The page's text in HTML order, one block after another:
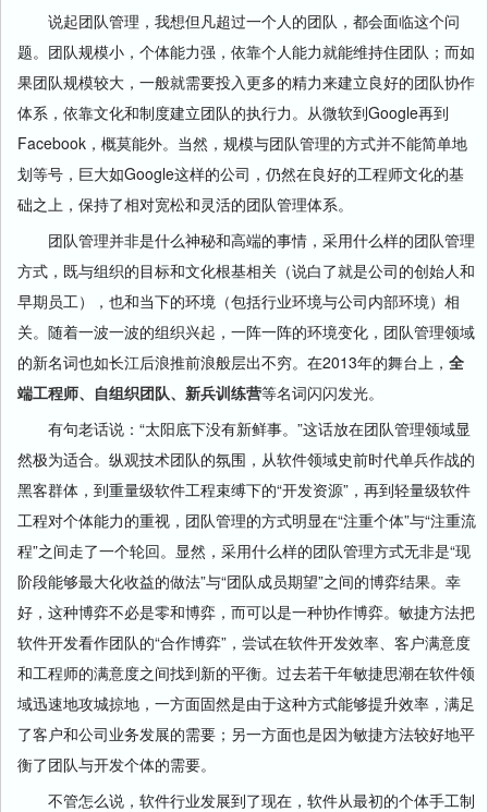
说起团队管理，我想但凡超过一个人的团队，都会面临这个问
题。团队规模小，个体能力强，依靠个人能力就能维持住团队；而如
果团队规模较大，一般就需要投入更多的精力来建立良好的团队协作
体系，依靠文化和制度建立团队的执行力。从微软到Google再到
Facebook，概莫能外。当然，规模与团队管理的方式并不能简单地
划等号，巨大如Google这样的公司，仍然在良好的工程师文化的基
础之上，保持了相对宽松和灵活的团队管理体系。
团队管理并非是什么神秘和高端的事情，采用什么样的团队管理
方式，既与组织的目标和文化根基相关（说白了就是公司的创始人和
早期员工），也和当下的环境（包括行业环境与公司内部环境）相
关。随着一波一波的组织兴起，一阵一阵的环境变化，团队管理领域
的新名词也如长江后浪推前浪般层出不穷。在2013年的舞台上， 全
端工程师、自组织团队、新兵训练营等名词闪闪发光。
有句老话说：“太阳底下没有新鲜事。”这话放在团队管理领域显
然极为适合。纵观技术团队的氛围，从软件领域史前时代单兵作战的
黑客群体，到重量级软件工程束缚下的“开发资源”，再到轻量级软件
工程对个体能力的重视，团队管理的方式明显在“注重个体”与“注重流
程”之间走了一个轮回。显然，采用什么样的团队管理方式无非是“现
阶段能够最大化收益的做法”与“团队成员期望”之间的博弈结果。幸
好，这种博弈不必是零和博弈，而可以是一种协作博弈。敏捷方法把
软件开发看作团队的“合作博弈”，尝试在软件开发效率、客户满意度
和工程师的满意度之间找到新的平衡。过去若干年敏捷思潮在软件领
域迅速地攻城掠地，一方面固然是由于这种方式能够提升效率，满足
了客户和公司业务发展的需要；另一方面也是因为敏捷方法较好地平
衡了团队与开发个体的需要。
不管怎么说，软件行业发展到了现在，软件从最初的个体手工制